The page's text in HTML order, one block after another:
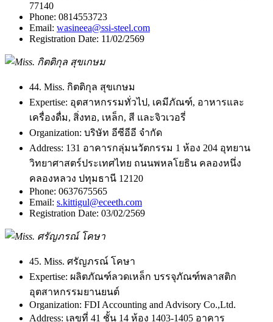
77140
Phone: 0814553723
Email: wasineea@ssi-steel.com
Registration Date: 11/02/2569
44. Miss. กิตติกุล สุขเกษม
Expertise: อุตสาหกรรมทั่วไป, เคมีภัณฑ์, อาหารและ
เครื่องดื่ม, สิ่งทอ, เหล็ก, สี และจิวเวอรี่
Organization: บริษัท อีซีอีอี จำกัด
Address: 131 อาคารกลุ่มนวัตกรรม 1 ห้อง 204 อุทยาน
วิทยาศาสตร์ประเทศไทย ถนนพหลโยธิน คลองหนึ่ง
คลองหลวง ปทุมธานี 12120
Phone: 0637675565
Email: s.kittigul@eceeth.com
Registration Date: 03/02/2569
45. Miss. ศรัญภรณ์ โคษา
Expertise: ผลิตภัณฑ์ลวดเหล็ก บรรจุภัณฑ์พลาสติก
อุตสาหกรรมยานยนต์
Organization: FDI Accounting and Advisory Co.,Ltd.
Address: เลขที่ 41 ชั้น 14 ห้อง 1403-1405 อาคาร